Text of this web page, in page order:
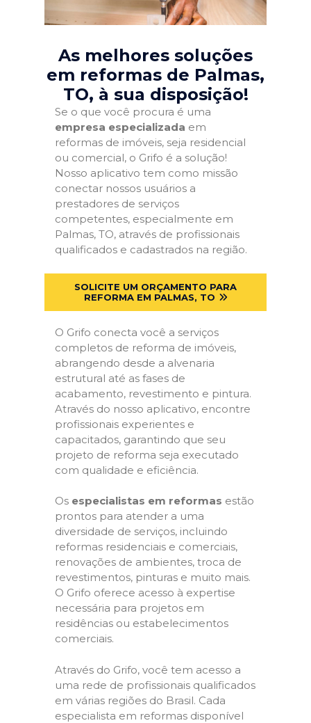
As melhores soluções
em reformas de Palmas,
TO, à sua disposição!
Se o que você procura é uma
empresa especializada em
reformas de imóveis, seja residencial
ou comercial, o Grifo é a solução!
Nosso aplicativo tem como missão
conectar nossos usuários a
prestadores de serviços
competentes, especialmente em
Palmas, TO, através de profissionais
qualificados e cadastrados na região.
SOLICITE UM ORÇAMENTO PARA
REFORMA EM PALMAS, TO
O Grifo conecta você a serviços
completos de reforma de imóveis,
abrangendo desde a alvenaria
estrutural até as fases de
acabamento, revestimento e pintura.
Através do nosso aplicativo, encontre
profissionais experientes e
capacitados, garantindo que seu
projeto de reforma seja executado
com qualidade e eficiência.
Os especialistas em reformas estão
prontos para atender a uma
diversidade de serviços, incluindo
reformas residenciais e comerciais,
renovações de ambientes, troca de
revestimentos, pinturas e muito mais.
O Grifo oferece acesso à expertise
necessária para projetos em
residências ou estabelecimentos
comerciais.
Através do Grifo, você tem acesso a
uma rede de profissionais qualificados
em várias regiões do Brasil. Cada
especialista em reformas disponível